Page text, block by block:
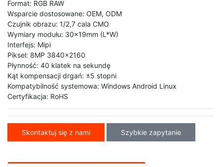
Format: RGB RAW
Wsparcie dostosowane: OEM, ODM
Czujnik obrazu: 1/2,7 cala CMO
Wymiary modułu: 30x19mm (L*W)
Interfejs: Mipi
Piksel: 8MP 3840x2160
Płynność: 40 klatek na sekundę
Kąt kompensacji drgań: ±5 stopni
Kompatybilność systemowa: Windows Android Linux
Certyfikacja: RoHS
Skontaktuj się z nami Szybkie zapytanie